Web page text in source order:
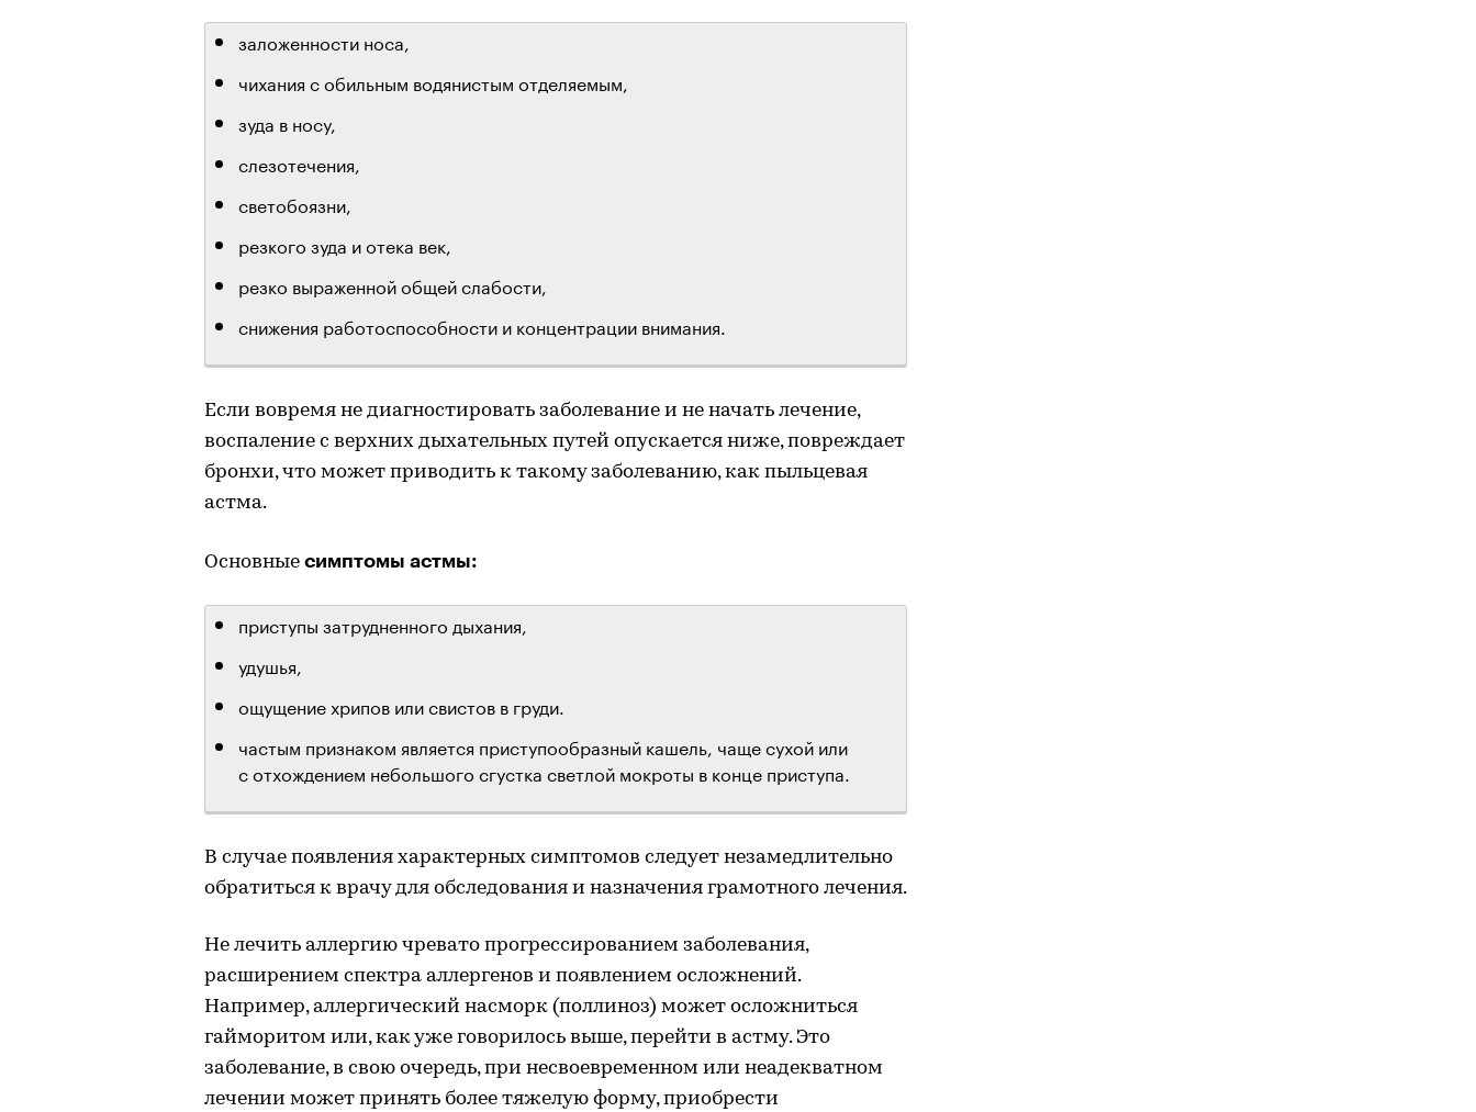
заложенности носа,
чихания с обильным водянистым отделяемым,
зуда в носу,
слезотечения,
светобоязни,
резкого зуда и отека век,
резко выраженной общей слабости,
снижения работоспособности и концентрации внимания.
Если вовремя не диагностировать заболевание и не начать лечение,
воспаление с верхних дыхательных путей опускается ниже, повреждает
бронхи, что может приводить к такому заболеванию, как пыльцевая
астма.
Основные симптомы астмы:
приступы затрудненного дыхания,
удушья,
ощущение хрипов или свистов в груди.
частым признаком является приступообразный кашель, чаще сухой или
с отхождением небольшого сгустка светлой мокроты в конце приступа.
В случае появления характерных симптомов следует незамедлительно
обратиться к врачу для обследования и назначения грамотного лечения.
Не лечить аллергию чревато прогрессированием заболевания,
расширением спектра аллергенов и появлением осложнений.
Например, аллергический насморк (поллиноз) может осложниться
гайморитом или, как уже говорилось выше, перейти в астму. Это
заболевание, в свою очередь, при несвоевременном или неадекватном
лечении может принять более тяжелую форму, приобрести